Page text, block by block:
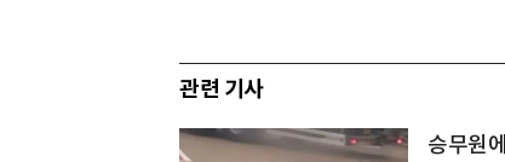
관련 기사
승무원